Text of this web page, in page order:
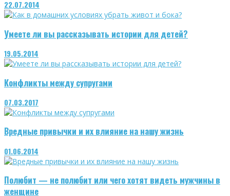
22.07.2014
Умеете ли вы рассказывать истории для детей?
19.05.2014
Конфликты между супругами
07.03.2017
Вредные привычки и их влияние на нашу жизнь
01.06.2014
Полюбит — не полюбит или чего хотят видеть мужчины в
женщине